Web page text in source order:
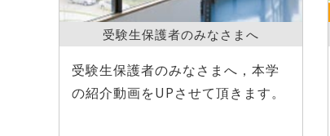
受験生保護者のみなさまへ
受験生保護者のみなさまへ，本学
の紹介動画をUPさせて頂きます。